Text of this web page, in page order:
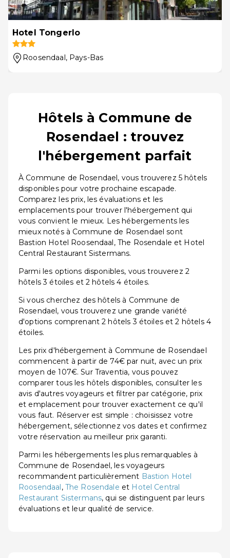
Hotel Tongerlo
Roosendaal, Pays-Bas
Hôtels à Commune de
Rosendael : trouvez
l'hébergement parfait
À Commune de Rosendael, vous trouverez 5 hôtels
disponibles pour votre prochaine escapade.
Comparez les prix, les évaluations et les
emplacements pour trouver l'hébergement qui
vous convient le mieux. Les hébergements les
mieux notés à Commune de Rosendael sont
Bastion Hotel Roosendaal, The Rosendale et Hotel
Central Restaurant Sistermans.
Parmi les options disponibles, vous trouverez 2
hôtels 3 étoiles et 2 hôtels 4 étoiles.
Si vous cherchez des hôtels à Commune de
Rosendael, vous trouverez une grande variété
d'options comprenant 2 hôtels 3 étoiles et 2 hôtels 4
étoiles.
Les prix d'hébergement à Commune de Rosendael
commencent à partir de 74€ par nuit, avec un prix
moyen de 107€. Sur Traventia, vous pouvez
comparer tous les hôtels disponibles, consulter les
avis d'autres voyageurs et filtrer par catégorie, prix
et emplacement pour trouver exactement ce qu'il
vous faut. Réserver est simple : choisissez votre
hébergement, sélectionnez vos dates et confirmez
votre réservation au meilleur prix garanti.
Parmi les hébergements les plus remarquables à
Commune de Rosendael, les voyageurs
recommandent particulièrement Bastion Hotel
Roosendaal, The Rosendale et Hotel Central
Restaurant Sistermans, qui se distinguent par leurs
évaluations et leur qualité de service.